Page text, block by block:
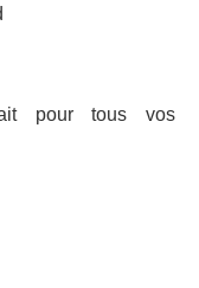
pour tous vos